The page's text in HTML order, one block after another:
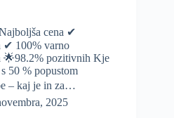
cena ✔
✔ 100% varno
🌟98.2% pozitivnih Kje
50 % popustom
– kaj je in za…
2025